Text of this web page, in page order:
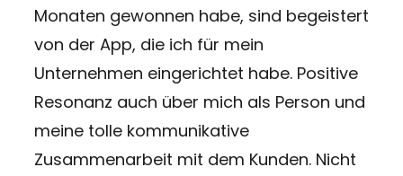
Monaten gewonnen habe, sind begeistert
von der App, die ich für mein
Unternehmen eingerichtet habe. Positive
Resonanz auch über mich als Person und
meine tolle kommunikative
Zusammenarbeit mit dem Kunden. Nicht